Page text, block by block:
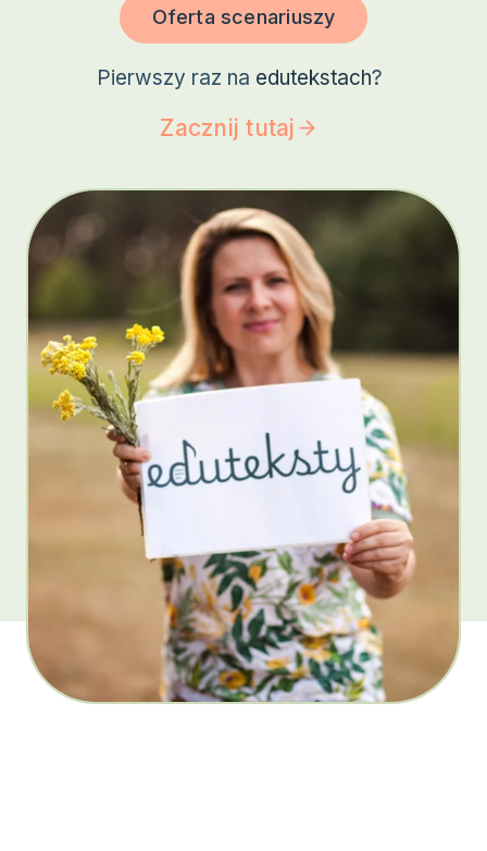
Oferta scenariuszy
Pierwszy raz na edutekstach?
Zacznij tutaj